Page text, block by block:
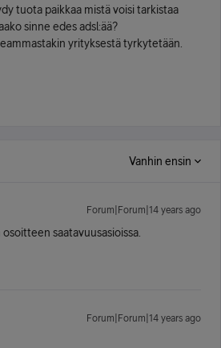
tuota paikkaa mistä voisi tarkistaa
sinne edes adsl:ää?
yrityksestä tyrkytetään.
Vanhin ensin
Forum|Forum|14 years ago
saatavuusasioissa.
Forum|Forum|14 years ago